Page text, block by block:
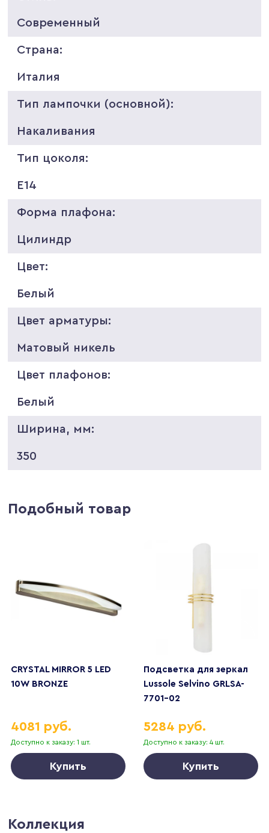
Современный
Страна:
Италия
Тип лампочки (основной):
Накаливания
Тип цоколя:
E14
Форма плафона:
Цилиндр
Цвет:
Белый
Цвет арматуры:
Матовый никель
Цвет плафонов:
Белый
Ширина, мм:
350
Подобный товар
CRYSTAL MIRROR 5 LED
10W BRONZE
Доступно к заказу: 1 шт.
4081 руб.
Купить
Подсветка для зеркал
Lussole Selvino GRLSA-
7701-02
Доступно к заказу: 4 шт.
5284 руб.
Купить
Коллекция